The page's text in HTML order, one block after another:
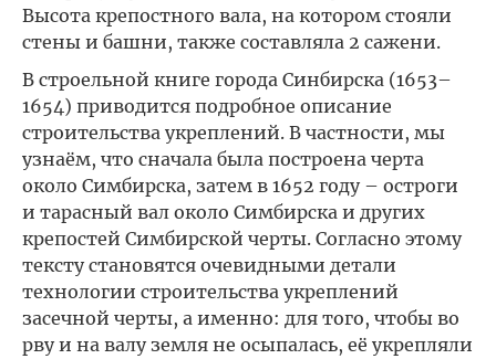
Высота крепостного вала, на котором стояли
стены и башни, также составляла 2 сажени.
В строельной книге города Синбирска (1653–
1654) приводится подробное описание
строительства укреплений. В частности, мы
узнаём, что сначала была построена черта
около Симбирска, затем в 1652 году – остроги
и тарасный вал около Симбирска и других
крепостей Симбирской черты. Согласно этому
тексту становятся очевидными детали
технологии строительства укреплений
засечной черты, а именно: для того, чтобы во
рву и на валу земля не осыпалась, её укрепляли